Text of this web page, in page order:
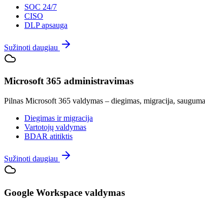
SOC 24/7
CISO
DLP apsauga
Sužinoti daugiau
Microsoft 365 administravimas
Pilnas Microsoft 365 valdymas – diegimas, migracija,
Diegimas ir migracija
Vartotojų valdymas
BDAR atitiktis
Sužinoti daugiau
Google Workspace valdymas